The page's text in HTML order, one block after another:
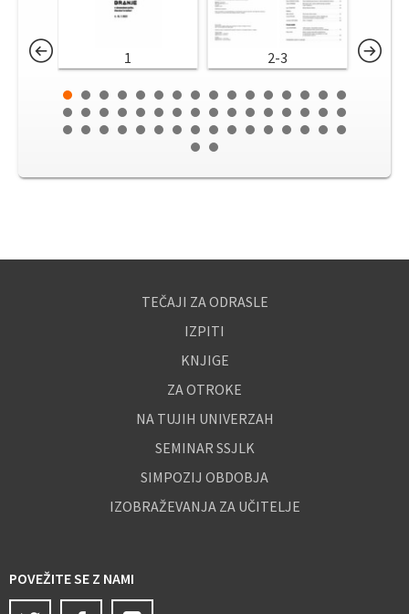
1 2-3
TEČAJI ZA ODRASLE
IZPITI
KNJIGE
ZA OTROKE
NA TUJIH UNIVERZAH
SEMINAR SSJLK
SIMPOZIJ OBDOBJA
IZOBRAŽEVANJA ZA UČITELJE
POVEŽITE SE Z NAMI
Twitter
Facebook